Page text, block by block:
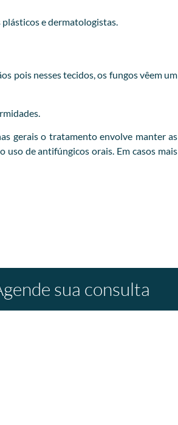
plásticos e dermatologistas.
pois nesses tecidos, os fungos vêem um
gerais o tratamento envolve manter as
uso de antifúngicos orais. Em casos mais
sua consulta